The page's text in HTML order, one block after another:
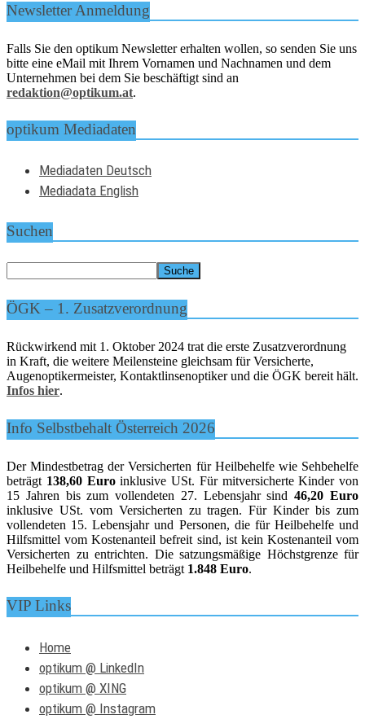
Newsletter Anmeldung
Falls Sie den optikum Newsletter erhalten wollen, so senden Sie uns
bitte eine eMail mit Ihrem Vornamen und Nachnamen und dem
Unternehmen bei dem Sie beschäftigt sind an
redaktion@optikum.at.
optikum Mediadaten
Mediadaten Deutsch
Mediadata English
Suchen
ÖGK – 1. Zusatzverordnung
Rückwirkend mit 1. Oktober 2024 trat die erste Zusatzverordnung
in Kraft, die weitere Meilensteine gleichsam für Versicherte,
Augenoptikermeister, Kontaktlinsenoptiker und die ÖGK bereit hält.
Infos hier.
Info Selbstbehalt Österreich 2026
Der Mindestbetrag der Versicherten für Heilbehelfe wie Sehbehelfe
beträgt 138,60 Euroinklusive USt. Für mitversicherte Kinder von
15 Jahren bis zum vollendeten 27. Lebensjahr sind46,20 Euro
inklusive USt. vom Versicherten zu tragen. Für Kinder bis zum
vollendeten 15. Lebensjahr und Personen, die für Heilbehelfe und
Hilfsmittel vom Kostenanteil befreit sind, ist kein Kostenanteil vom
Versicherten zu entrichten. Die satzungsmäßige Höchstgrenze für
Heilbehelfe und Hilfsmittel beträgt 1.848 Euro.
VIP Links
Home
optikum @ LinkedIn
optikum @ XING
optikum @ Instagram